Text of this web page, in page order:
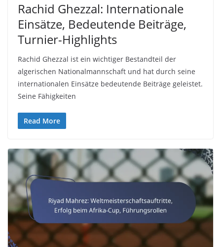
Rachid Ghezzal: Internationale
Einsätze, Bedeutende Beiträge,
Turnier-Highlights
Rachid Ghezzal ist ein wichtiger Bestandteil der
algerischen Nationalmannschaft und hat durch seine
internationalen Einsätze bedeutende Beiträge geleistet.
Seine Fähigkeiten
Read More